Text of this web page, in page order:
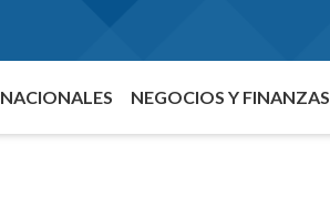
NACIONALES NEGOCIOS Y FINANZAS